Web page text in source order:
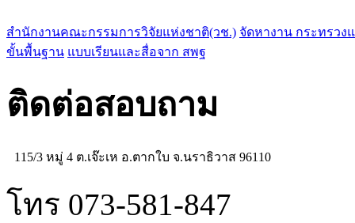
สำนักงานคณะกรรมการวิจัยแห่งชาติ(วช.) จัดหางาน กระทรวง
ขั้นพื้นฐาน แบบเรียนและสื่อจาก สพฐ
ติดต่อสอบถาม
115/3 หมู่ 4 ต.เจ๊ะเห อ.ตากใบ จ.นราธิวาส 96110
โทร 073-581-847